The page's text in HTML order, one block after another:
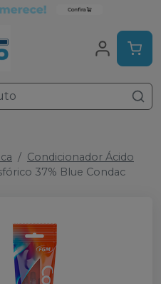
Condicionador Ácido
37% Blue Condac